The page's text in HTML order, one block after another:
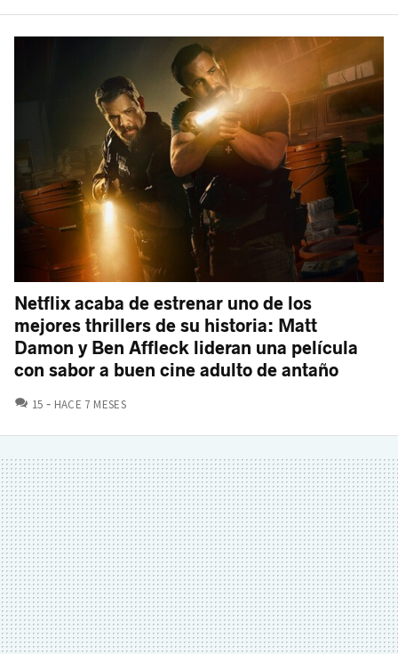
Netflix acaba de estrenar uno de los
mejores thrillers de su historia: Matt
Damon y Ben Affleck lideran una película
con sabor a buen cine adulto de antaño
15 COMENTARIOS
HACE 7 MESES